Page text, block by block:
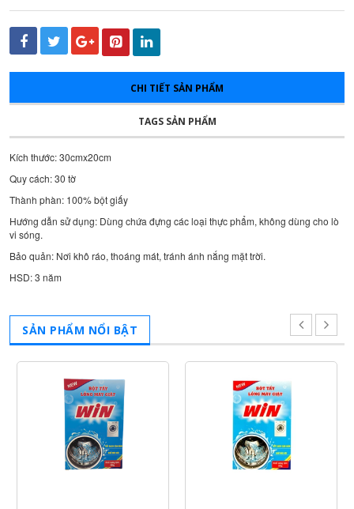
CHI TIẾT SẢN PHẨM
TAGS SẢN PHẨM
Kích thước: 30cmx20cm
Quy cách: 30 tờ
Thành phàn: 100% bột giấy
Hướng dẫn sử dụng: Dùng chứa đựng các loại thực phẩm, không dùng cho lò
vi sóng.
Bảo quản: Nơi khô ráo, thoáng mát, tránh ánh nắng mặt trời.
HSD: 3 năm
SẢN PHẨM NỔI BẬT